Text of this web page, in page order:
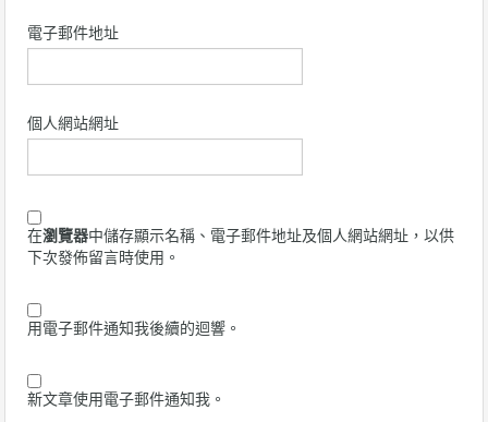
電子郵件地址
個人網站網址
在瀏覽器中儲存顯示名稱、電子郵件地址及個人網站網址，以供
下次發佈留言時使用。
用電子郵件通知我後續的迴響。
新文章使用電子郵件通知我。